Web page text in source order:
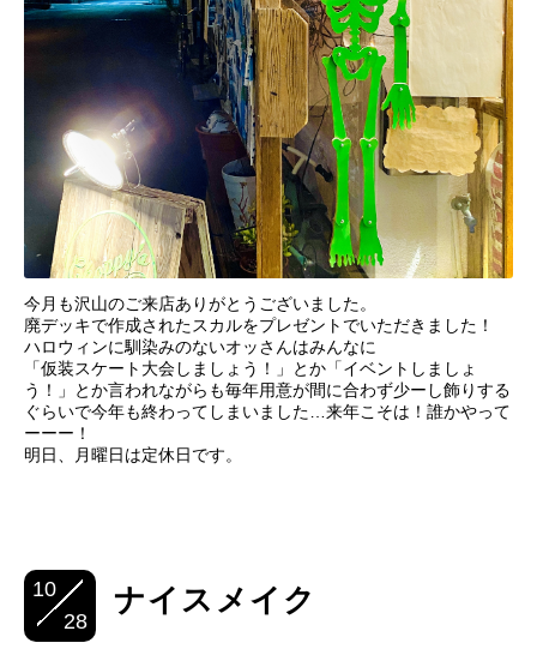
今月も沢山のご来店ありがとうございました。
廃デッキで作成されたスカルをプレゼントでいただきました！
ハロウィンに馴染みのないオッさんはみんなに
「仮装スケート大会しましょう！」とか「イベントしましょ
う！」とか言われながらも毎年用意が間に合わず少ーし飾りする
ぐらいで今年も終わってしまいました…来年こそは！誰かやって
ーーー！
明日、月曜日は定休日です。
10
28
ナイスメイク